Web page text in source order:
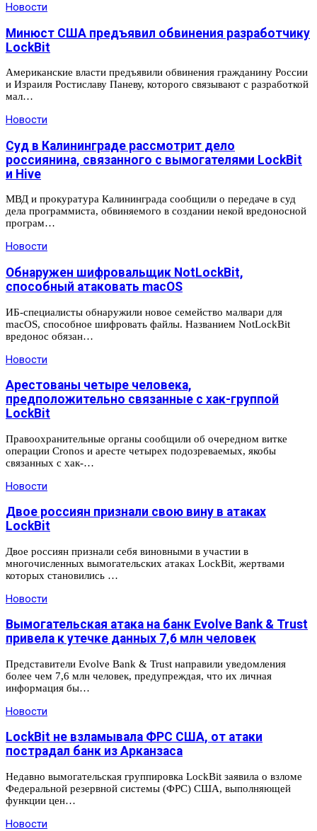
Новости
Минюст США предъявил обвинения разработчику
LockBit
Американские власти предъявили обвинения гражданину России
и Израиля Ростиславу Паневу, которого связывают с разработкой
мал…
Новости
Суд в Калининграде рассмотрит дело
россиянина, связанного с вымогателями LockBit
и Hive
МВД и прокуратура Калининграда сообщили о передаче в суд
дела программиста, обвиняемого в создании некой вредоносной
програм…
Новости
Обнаружен шифровальщик NotLockBit,
способный атаковать macOS
ИБ-специалисты обнаружили новое семейство малвари для
macOS, способное шифровать файлы. Названием NotLockBit
вредонос обязан…
Новости
Арестованы четыре человека,
предположительно связанные с хак-группой
LockBit
Правоохранительные органы сообщили об очередном витке
операции Cronos и аресте четырех подозреваемых, якобы
связанных с хак-…
Новости
Двое россиян признали свою вину в атаках
LockBit
Двое россиян признали себя виновными в участии в
многочисленных вымогательских атаках LockBit, жертвами
которых становились …
Новости
Вымогательская атака на банк Evolve Bank & Trust
привела к утечке данных 7,6 млн человек
Представители Evolve Bank & Trust направили уведомления
более чем 7,6 млн человек, предупреждая, что их личная
информация бы…
Новости
LockBit не взламывала ФРС США, от атаки
пострадал банк из Арканзаса
Недавно вымогательская группировка LockBit заявила о взломе
Федеральной резервной системы (ФРС) США, выполняющей
функции цен…
Новости